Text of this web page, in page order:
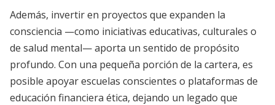
Además, invertir en proyectos que expanden la
consciencia —como iniciativas educativas, culturales o
de salud mental— aporta un sentido de propósito
profundo. Con una pequeña porción de la cartera, es
posible apoyar escuelas conscientes o plataformas de
educación financiera ética, dejando un legado que